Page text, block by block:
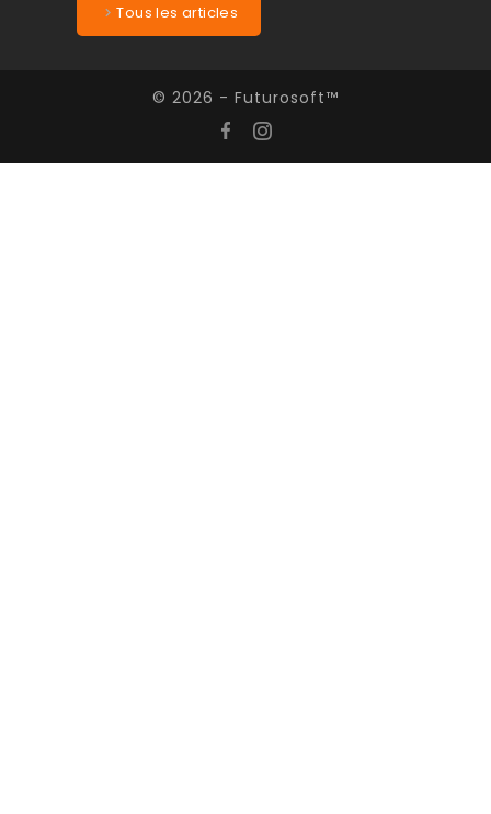
Tous les articles
© 2026 - Futurosoft™